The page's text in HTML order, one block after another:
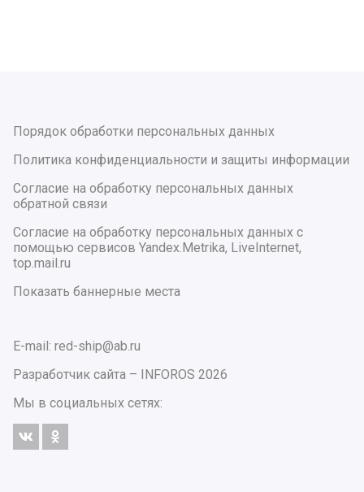
Порядок обработки персональных данных
Политика конфиденциальности и защиты информации
Согласие на обработку персональных данных
обратной связи
Согласие на обработку персональных данных с
помощью сервисов Yandex.Metrika, LiveInternet,
top.mail.ru
Показать баннерные места
E-mail: red-ship@ab.ru
Разработчик сайта –
INFOROS 2026
Мы в социальных сетях: